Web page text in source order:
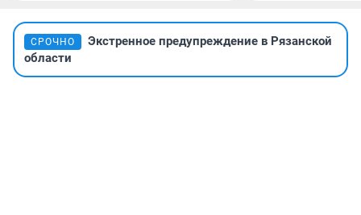
СРОЧНО
Экстренное предупреждение в Рязанской
области